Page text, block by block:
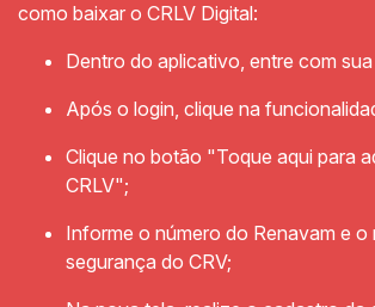
como baixar o CRLV Digital:
Dentro do aplicativo, entre com
Após o login, clique na
Clique no botão "Toque aqui para
CRLV";
Informe o número do Renavam e o
segurança do CRV;